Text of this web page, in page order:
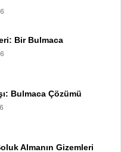
Bir Bulmaca
Bulmaca Çözümü
Almanın Gizemleri